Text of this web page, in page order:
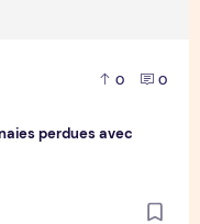
0 0
perdues avec